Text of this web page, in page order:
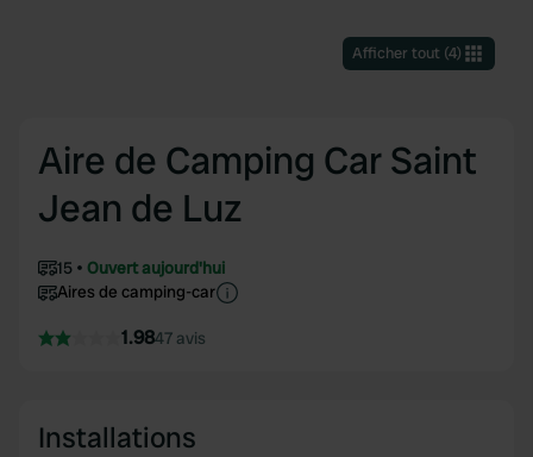
Afficher tout(4)
Aire de Camping Car Saint
Jean de Luz
15
Ouvert aujourd'hui
Aires de camping-car
1.9847 avis
Installations